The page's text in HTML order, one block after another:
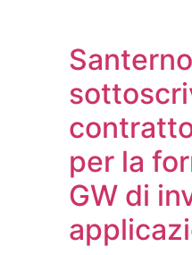
per la
GW di